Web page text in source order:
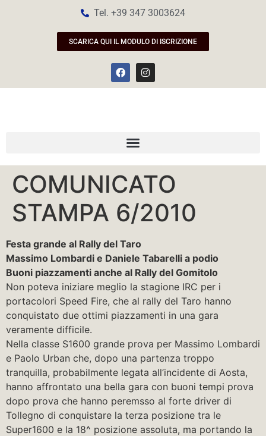
Tel. +39 347 3003624
SCARICA QUI IL MODULO DI ISCRIZIONE
COMUNICATO
STAMPA 6/2010
Festa grande al Rally del Taro
Massimo Lombardi e Daniele Tabarelli a podio
Buoni piazzamenti anche al Rally del Gomitolo
Non poteva iniziare meglio la stagione IRC per i
portacolori Speed Fire, che al rally del Taro hanno
conquistato due ottimi piazzamenti in una gara
veramente difficile.
Nella classe S1600 grande prova per Massimo Lombardi
e Paolo Urban che, dopo una partenza troppo
tranquilla, probabilmente legata all’incidente di Aosta,
hanno affrontato una bella gara con buoni tempi prova
dopo prova che hanno peremsso al forte driver di
Tollegno di conquistare la terza posizione tra le
Super1600 e la 18^ posizione assoluta, ma portando la